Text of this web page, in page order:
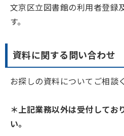
文京区立図書館の利用者登録
す。
資料に関する問い合わせ
お探しの資料についてご相談
＊上記業務以外は受付してお
い。